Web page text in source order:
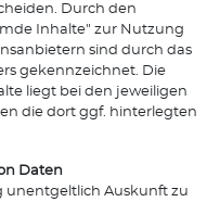
Durch den
Inhalte" zur Nutzung
sind durch das
gekennzeichnet. Die
liegt bei den jeweiligen
die dort ggf. hinterlegten
Daten
unentgeltlich Auskunft zu